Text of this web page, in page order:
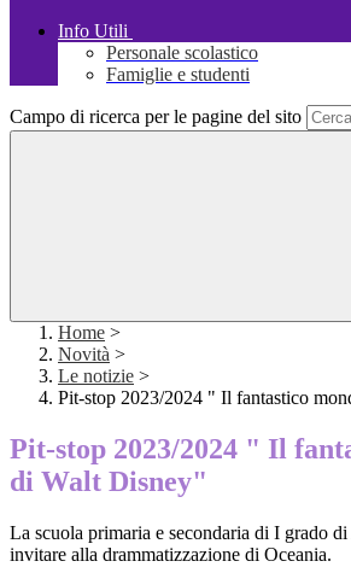
Info Utili
Personale scolastico
Famiglie e studenti
Campo di ricerca per le pagine del sito
Home >
Novità >
Le notizie >
Pit-stop 2023/2024 " Il fantastico
Pit-stop 2023/2024 " Il
di Walt Disney"
La scuola primaria e secondaria di I grado
invitare alla drammatizzazione di Oceania.